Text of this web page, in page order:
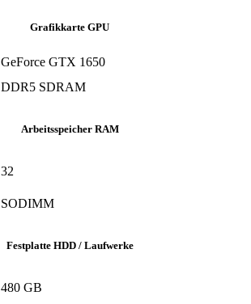
Grafikkarte GPU
GeForce GTX 1650
DDR5 SDRAM
Arbeitsspeicher RAM
32
SODIMM
Festplatte HDD / Laufwerke
480 GB